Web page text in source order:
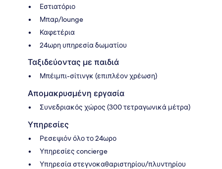
Εστιατόριο
Μπαρ/lounge
Καφετέρια
24ωρη υπηρεσία δωματίου
Ταξιδεύοντας με παιδιά
Μπέιμπι-σίτινγκ (επιπλέον χρέωση)
Απομακρυσμένη εργασία
Συνεδριακός χώρος (300 τετραγωνικά μέτρα)
Υπηρεσίες
Ρεσεψιόν όλο το 24ωρο
Υπηρεσίες concierge
Υπηρεσία στεγνοκαθαριστηρίου/πλυντηρίου